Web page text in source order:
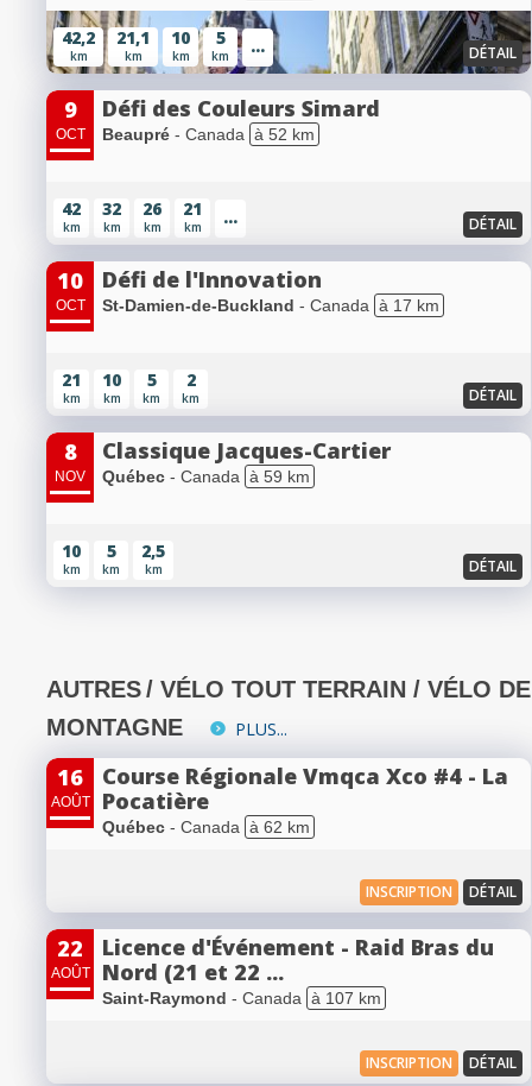
42,2
km
21,1
km
10
km
5
km ... DÉTAIL
9
OCT
Défi des Couleurs Simard
Beaupré - Canada à 52 km
42
km
32
km
26
km
21
km ... DÉTAIL
10
OCT
Défi de l'Innovation
St-Damien-de-Buckland - Canada à 17 km
21
km
10
km
5
km
2
km DÉTAIL
8
NOV
Classique Jacques-Cartier
Québec - Canada à 59 km
10
km
5
km
2,5
km DÉTAIL
AUTRES/ VÉLO TOUT TERRAIN / VÉLO DE
MONTAGNE
PLUS...
16
AOÛT
Course Régionale Vmqca Xco #4 - La
Pocatière
Québec - Canada à 62 km
INSCRIPTION DÉTAIL
22
AOÛT
Licence d'Événement - Raid Bras du
Nord (21 et 22 ...
Saint-Raymond - Canada à 107 km
INSCRIPTION DÉTAIL